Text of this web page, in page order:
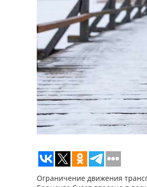
Ограничение движения